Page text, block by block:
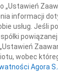
Zbigniew
Z dużym
Panu
Karolina
Z
Joanna
Z
informacji
usług. Jeśli
powiązanej
wobec
Agora